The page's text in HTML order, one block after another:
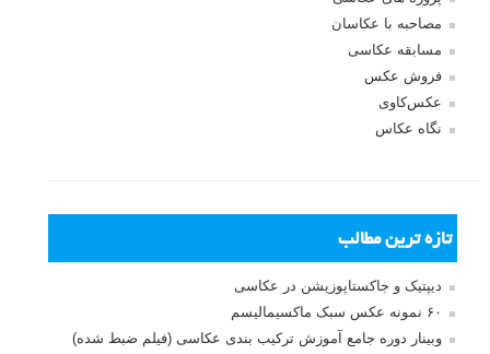
مصاحبه با عکاسان
مسابقه عکاسی
فروش عکس
عکس‌کاوی
نگاه عکاس
تازه ترین مطالب
دیپتیک و جاکستا‌پوزیشن در عکاسی
۶۰ نمونه عکس سبک ماکسیمالیسم
وبینار دوره جامع آموزش ترکیب بندی عکاسی (فیلم ضبط شده)